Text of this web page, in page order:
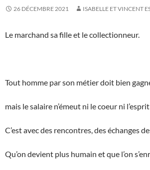
26 DÉCEMBRE 2021 ISABELLE ET VINCENT
Le marchand sa fille et le collectionneur.
Tout homme par son métier doit bien
mais le salaire n’émeut ni le coeur ni l’esprit
C’est avec des rencontres, des échanges
Qu’on devient plus humain et que l’on